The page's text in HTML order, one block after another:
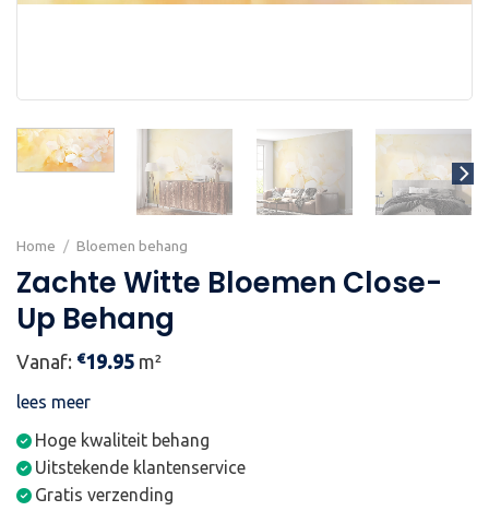
Home / Bloemen behang
Zachte Witte Bloemen Close-
Up Behang
Vanaf: €19.95 m²
lees meer
Hoge kwaliteit behang
Uitstekende klantenservice
Gratis verzending